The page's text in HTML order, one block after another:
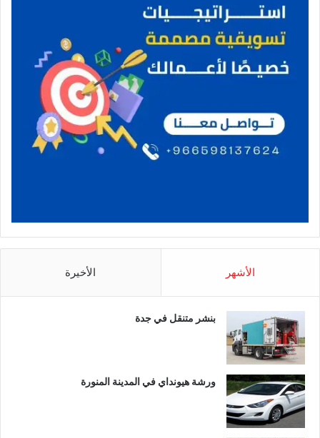
الأشهر الأخيرة
بنشر متنقل في جدة
ورشة هيونداي في المدينة المنورة